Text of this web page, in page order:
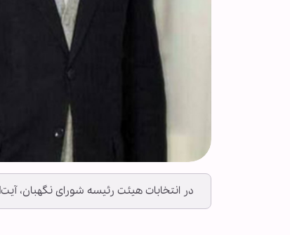
در انتخابات هیئت رئیسه شورای نگهبان، آیت‎‌الله جنتی به عنوان دبیر و کدخدایی به عنوان قائم مقام دبیر و سخنگو ابقا شدند.